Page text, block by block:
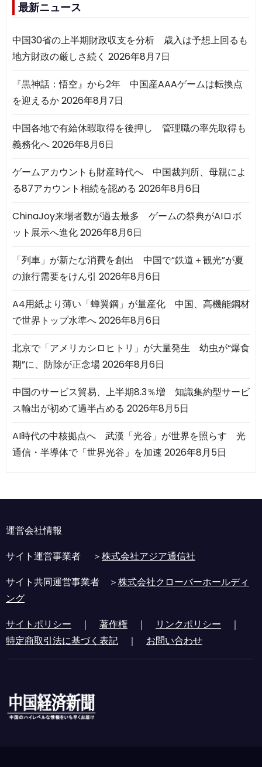
最新ニュース
中国30省の上半期財政収支を分析 歳入は予想上回るも
地方財政の厳しさ続く 2026年8月7日
『黒神話：悟空』から2年 中国産AAAゲームは転換点
を迎えるか2026年8月7日
中国各地で有給休暇取得を後押し 管理職の率先取得も
義務化へ2026年8月6日
ゲームアカウントも財産時代へ 中国裁判所、母親によ
る87アカウント相続を認める 2026年8月6日
ChinaJoy来場者数が過去最多 ゲームの祭典がAIロボ
ット展示へ進化2026年8月6日
「列車」が新たな消費を創出 中国で“鉄道＋観光”が夏
の旅行需要をけん引 2026年8月6日
A4用紙より薄い「蝉翼鋼」が量産化 中国、高機能鋼材
で世界トップ水準へ2026年8月6日
北京で「アメリカシロヒトリ」が大量発生 幼虫が“爆食
期”に、防除が正念場2026年8月6日
中国のサービス貿易、上半期8.3％増 知識集約型サービ
ス輸出が初めて過半占める 2026年8月5日
AI時代の中核拠点へ 武漢「光谷」が世界を照らす 光
通信・半導体で「世界光谷」を加速 2026年8月5日
運営会社情報
サイト運営事業者 ＞株式会社アジア通信社
サイト共同運営事業者 ＞株式会社クローバーホールディ
ング
サイトポリシー ｜ 著作権 ｜ リンクポリシー ｜
特定商取引法に基づく表記 ｜ お問い合わせ